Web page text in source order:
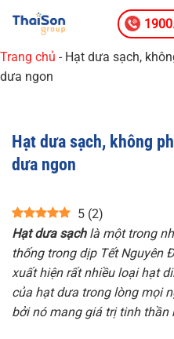
qua
nội
dung
Trang chủ - Hạt dưa sạch,
dưa ngon
Hạt dưa sạch, không
dưa ngon
5 (2)
Hạt dưa sạchlà một trong
thống trong dịp Tết Nguyên
xuất hiện rất nhiều loại hạt
của hạt dưa trong lòng mọi
bởi nó mang giá trị tinh thần